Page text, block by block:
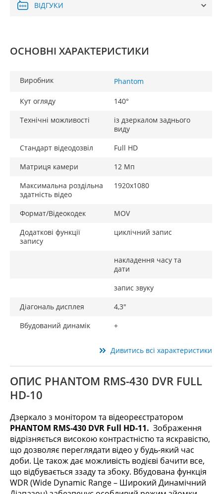
ВІДГУКИ
ОСНОВНІ ХАРАКТЕРИСТИКИ
Виробник Phantom
Кут огляду
140°
Технічні можливості
із дзеркалом заднього
виду
Стандарт відеодозвіл
Full HD
Матриця камери
12 Мп
Максимальна роздільна
здатність відео
1920x1080
Формат/Відеокодек
MOV
Додаткові функції
запису
циклічний запис
накладення часу та
дати
запис звуку
Діагональ дисплея
4,3"
Вбудований динамік
+
Дивитись всі характеристики
ОПИС PHANTOM RMS-430 DVR FULL
HD-10
Дзеркало з монітором та відеореєстратором
PHANTOM RMS-430 DVR Full HD-11. Зображення
відрізняється високою контрастністю та яскравістю,
що дозволяє переглядати відео у будь-який час
доби. Це також дає можливість водієві бачити все,
що відбувається ззаду та збоку. Вбудована функція
WDR (Wide Dynamic Range – Широкий Динамічний